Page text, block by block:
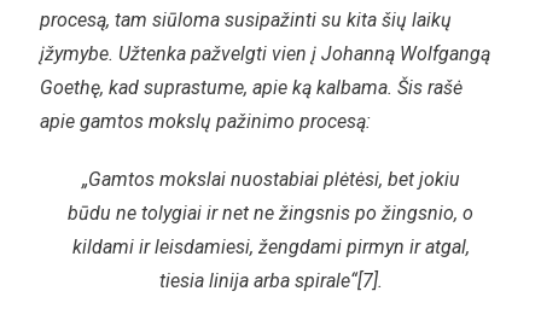
procesą, tam siūloma susipažinti su kita šių laikų
įžymybe. Užtenka pažvelgti vien į Johanną Wolfgangą
Goethę, kad suprastume, apie ką kalbama. Šis rašė
apie gamtos mokslų pažinimo procesą:
„Gamtos mokslai nuostabiai plėtėsi, bet jokiu
būdu ne tolygiai ir net ne žingsnis po žingsnio, o
kildami ir leisdamiesi, žengdami pirmyn ir atgal,
tiesia linija arba spirale“[7].